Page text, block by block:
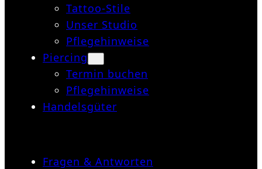
Tattoo-Stile
Unser Studio
Pflegehinweise
Piercing
Termin buchen
Pflegehinweise
Handelsgüter
Fragen & Antworten